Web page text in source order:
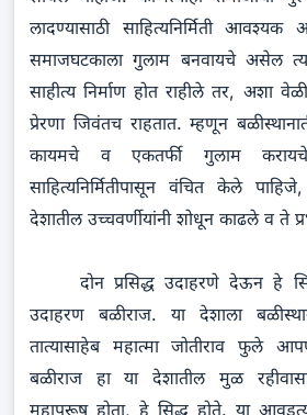
लादण्यासाठी साहित्यनिर्मिती
समाजघटकाला गुलाम बनवायचे असेल
साहीत्य निर्माण होत राहीले तर, अशा
प्रेरणा जिवंतच राहतात. म्हणून
कायमचे व एकतर्फी गुलाम
साहित्यनिर्मितीपासून वंचित केले
देशातील उच्चवर्णीयांनी शोधून काढले व ते
दोन प्रसिद्ध उदाहरणे देऊन हे
उदाहरण बळीराज. या देशाला
तात्यासाहेब महात्मा जोतीराव फुले
बळीराज हा या देशातील मुळ
महापुरूष होता, हे सिद्ध होते. या